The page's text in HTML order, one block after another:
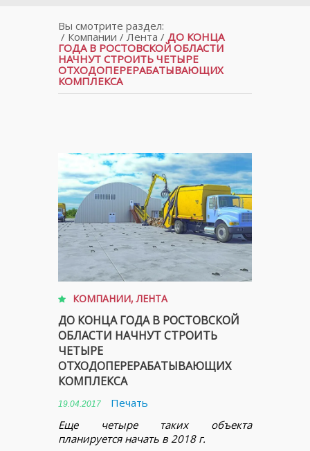
Вы смотрите раздел:
/ Компании /Лента / ДО КОНЦА
ГОДА В РОСТОВСКОЙ ОБЛАСТИ
НАЧНУТ СТРОИТЬ ЧЕТЫРЕ
ОТХОДОПЕРЕРАБАТЫВАЮЩИХ
КОМПЛЕКСА
КОМПАНИИ,ЛЕНТА
ДО КОНЦА ГОДА В РОСТОВСКОЙ
ОБЛАСТИ НАЧНУТ СТРОИТЬ
ЧЕТЫРЕ
ОТХОДОПЕРЕРАБАТЫВАЮЩИХ
КОМПЛЕКСА
19.04.2017
Печать
Еще четыре таких объекта
планируется начать в 2018 г.